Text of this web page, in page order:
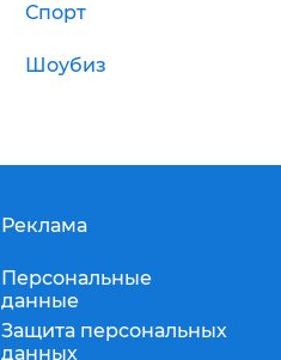
Спорт
Шоубиз
Реклама
Персональные
данные
Защита персональных
данных